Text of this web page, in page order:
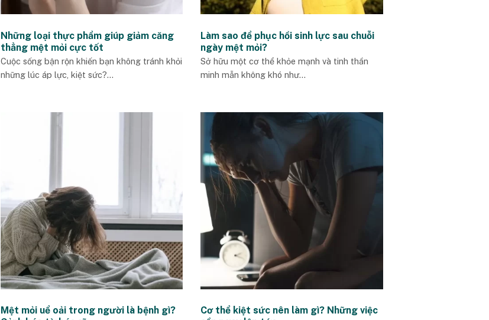
Những loại thực phẩm giúp giảm căng
thẳng mệt mỏi cực tốt
Cuộc sống bận rộn khiến bạn không tránh khỏi
những lúc áp lực, kiệt sức?...
Làm sao để phục hồi sinh lực sau chuỗi
ngày mệt mỏi?
Sở hữu một cơ thể khỏe mạnh và tinh thần
minh mẫn không khó như...
Mệt mỏi uể oải trong người là bệnh gì?
Cơ thể kiệt sức nên làm gì? Những việc